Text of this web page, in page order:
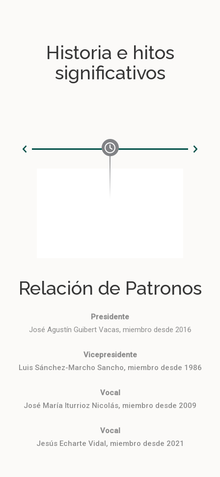
Historia e hitos
significativos
Relación de Patronos
Presidente
José Agustín Guibert Vacas, miembro desde 2016
Vicepresidente
Luis Sánchez-Marcho Sancho, miembro desde 1986
Vocal
José María Iturrioz Nicolás, miembro desde 2009
Vocal
Jesús Echarte Vidal, miembro desde 2021